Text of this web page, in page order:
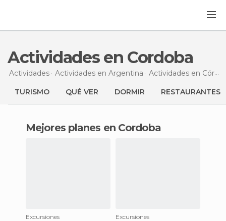
Actividades en Cordoba
Actividades Actividades en Argentina Actividades en Córdoba
TURISMO QUÉ VER DORMIR RESTAURANTES
Mejores planes en Cordoba
Excursiones
Excursiones